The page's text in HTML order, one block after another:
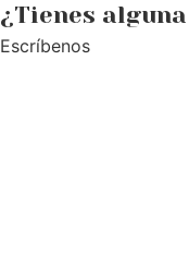
¿Tienes
Escríbenos